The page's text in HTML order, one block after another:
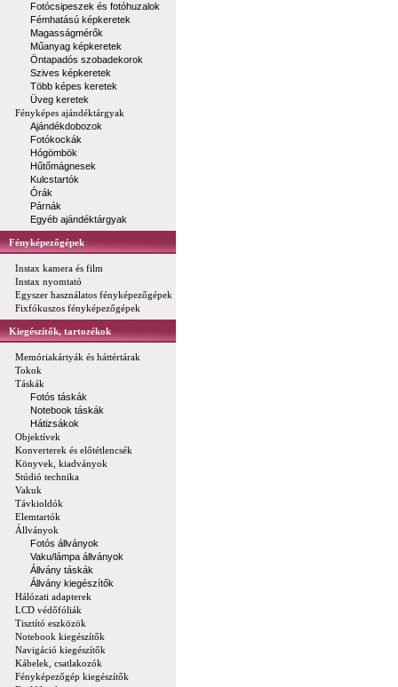
Fotócsipeszek és fotóhuzalok
Fémhatású képkeretek
Magasságmérők
Műanyag képkeretek
Öntapadós szobadekorok
Szives képkeretek
Több képes keretek
Üveg keretek
Fényképes ajándéktárgyak
Ajándékdobozok
Fotókockák
Hógömbök
Hűtőmágnesek
Kulcstartók
Órák
Párnák
Egyéb ajándéktárgyak
Fényképezőgépek
Instax kamera és film
Instax nyomtató
Egyszer használatos fényképezőgépek
Fixfókuszos fényképezőgépek
Kiegészítők, tartozékok
Memóriakártyák és háttértárak
Tokok
Táskák
Fotós táskák
Notebook táskák
Hátizsákok
Objektívek
Konverterek és előtétlencsék
Könyvek, kiadványok
Stúdió technika
Vakuk
Távkioldók
Elemtartók
Állványok
Fotós állványok
Vaku/lámpa állványok
Állvány táskák
Állvány kiegészítők
Hálózati adapterek
LCD védőfóliák
Tisztító eszközök
Notebook kiegészítők
Navigáció kiegészítők
Kábelek, csatlakozók
Fényképezőgép kiegészítők